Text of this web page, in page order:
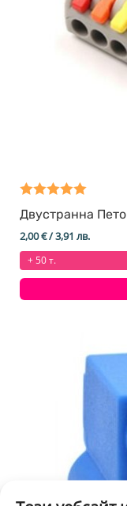
Оценено на
Двустранна
2,00€/ 3,91 лв.
+ 50 т.